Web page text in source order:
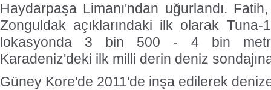
Haydarpaşa Limanı'ndan uğurlandı.
Zonguldak açıklarındaki ilk olarak
lokasyonda 3 bin 500 - 4 bin
Karadeniz'deki ilk milli derin deniz
Güney Kore'de 2011'de inşa edilerek